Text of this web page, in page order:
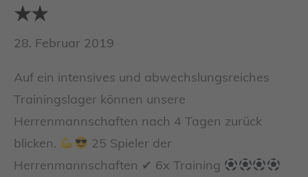
★★
28. Februar 2019
Auf ein intensives und abwechslungsreiches
Trainingslager können unsere
Herrenmannschaften nach 4 Tagen zurück
blicken.
25 Spieler der
Herrenmannschaften ✔ 6x Training